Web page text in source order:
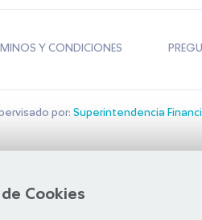
Cookies
Y CONDICIONES
por: Superintendencia